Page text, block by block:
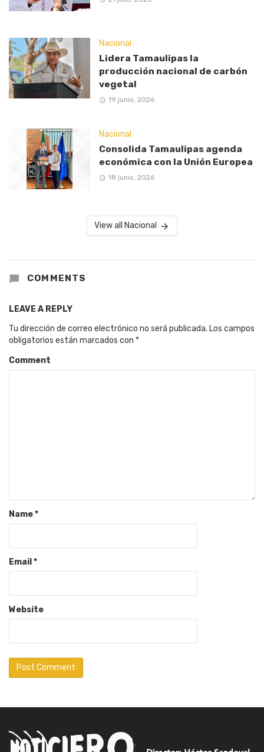
Nacional
Lidera Tamaulipas la
producción nacional de carbón
vegetal
19 junio, 2026
Nacional
Consolida Tamaulipas agenda
económica con la Unión Europea
18 junio, 2026
View all Nacional
COMMENTS
LEAVE A REPLY
Tu dirección de correo electrónico no será publicada. Los campos
obligatorios están marcados con *
Comment
Name*
Email *
Website